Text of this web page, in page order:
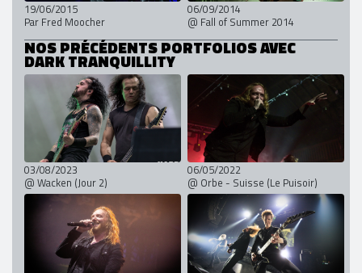
19/06/2015
Par Fred Moocher
06/09/2014
@ Fall of Summer 2014
NOS PRÉCÉDENTS PORTFOLIOS AVEC
DARK TRANQUILLITY
03/08/2023
@ Wacken (Jour 2)
06/05/2022
@ Orbe - Suisse (Le Puisoir)